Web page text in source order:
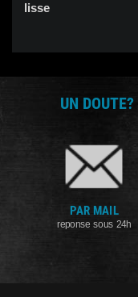
lisse
UN
PAR MAIL
reponse sous 24h